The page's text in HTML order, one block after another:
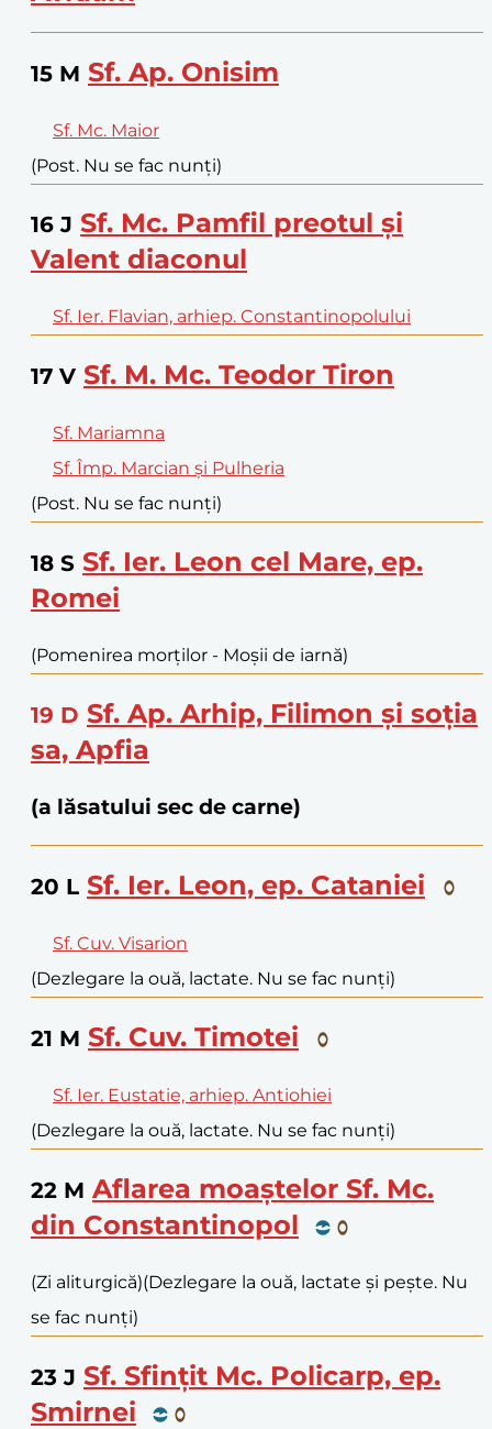
15 M Sf. Ap. Onisim
Sf. Mc. Maior
(Post. Nu se fac nunți)
16 J Sf. Mc. Pamfil preotul și
Valent diaconul
Sf. Ier. Flavian, arhiep. Constantinopolului
17 V Sf. M. Mc. Teodor Tiron
Sf. Mariamna
Sf. Împ. Marcian și Pulheria
(Post. Nu se fac nunți)
18 S Sf. Ier. Leon cel Mare, ep.
Romei
(Pomenirea morților - Moșii de iarnă)
19 D Sf. Ap. Arhip, Filimon și soția
sa, Apfia
(a lăsatului sec de carne)
20 L Sf. Ier. Leon, ep. Cataniei
Sf. Cuv. Visarion
(Dezlegare la ouă, lactate. Nu se fac nunți)
21 M Sf. Cuv. Timotei
Sf. Ier. Eustatie, arhiep. Antiohiei
(Dezlegare la ouă, lactate. Nu se fac nunți)
22 M Aflarea moaștelor Sf. Mc.
din Constantinopol
(Zi aliturgică)(Dezlegare la ouă, lactate și pește. Nu
se fac nunți)
23 J Sf. Sfințit Mc. Policarp, ep.
Smirnei